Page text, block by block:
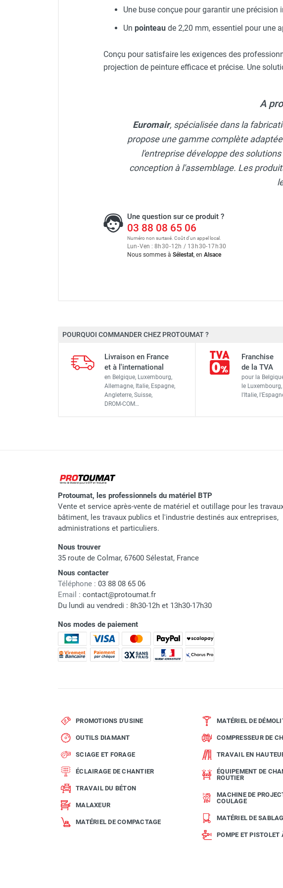
Une buse conçue pour garantir une précision
Un pointeau de 2,20 mm, essentiel pour une
Conçu pour satisfaire les exigences des
projection de peinture efficace et précise. Une
A
Euromair, spécialisée dans la
propose une gamme complète
l'entreprise développe des
conception à l'assemblage. Les
Une question sur ce produit ?
03 88 08 65 06
Numéro non surtaxé. Coût d'un appel local.
Lun-Ven : 8 h30-12h / 13 h30-17 h30
Nous sommes à Sélestat, en Alsace
Code EAN
Classement produit
POURQUOI COMMANDER CHEZ PROTOUMAT ?
Livraison en France
et à l'international
en Belgique, Luxembourg,
Allemagne, Italie, Espagne,
Angleterre, Suisse,
DROM-COM…
Franchise
de la TVA
pour la
le Luxembourg,
l'Italie,
Protoumat, les professionnels du matériel BTP
Vente et service après-vente de matériel et outillage pour les
bâtiment, les travaux publics et l'industrie destinés aux entreprises,
administrations et particuliers.
Nous trouver
35 route de Colmar, 67600 Sélestat, France
Nous contacter
Téléphone : 03 88 08 65 06
Email : contact@protoumat.fr
Du lundi au vendredi : 8h30-12h et 13h30-17h30
Nos modes de paiement
PROMOTIONS D'USINE
OUTILS DIAMANT
SCIAGE ET FORAGE
ÉCLAIRAGE DE CHANTIER
TRAVAIL DU BÉTON
MALAXEUR
MATÉRIEL DE COMPACTAGE
MATÉRIEL DE
COMPRESSEUR DE
TRAVAIL EN
ÉQUIPEMENT DE
ROUTIER
MACHINE DE
COULAGE
MATÉRIEL DE
POMPE ET PISTOLET